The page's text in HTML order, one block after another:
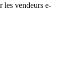
les vendeurs e-